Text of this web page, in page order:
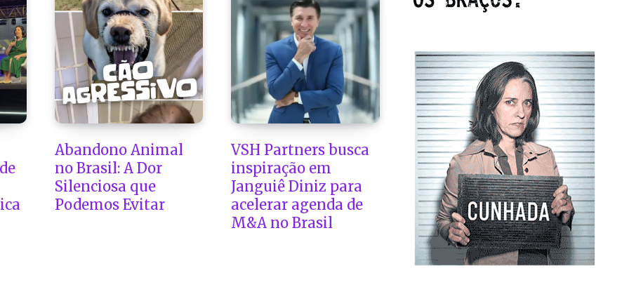
Abandono Animal
no Brasil: A Dor
Silenciosa que
Podemos Evitar
VSH Partners busca
inspiração em
Janguiê Diniz para
acelerar agenda de
M&A no Brasil